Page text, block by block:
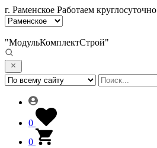
г. Раменское Работаем круглосуточно
"МодульКомплектСтрой"
0
0